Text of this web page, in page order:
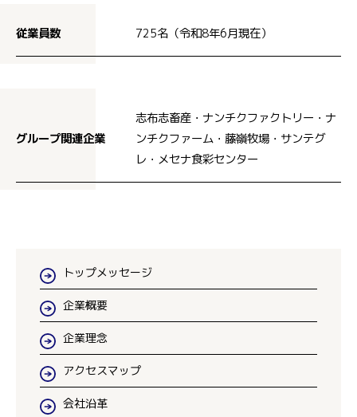
従業員数 725名（令和8年6月現在）
グループ関連企業
志布志畜産・ナンチクファクトリー・ナ
ンチクファーム・藤嶺牧場・サンテグ
レ・メセナ食彩センター
トップメッセージ
企業概要
企業理念
アクセスマップ
会社沿革